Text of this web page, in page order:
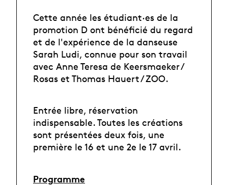
Cette année les étudiant·es de la
promotion D ont bénéficié du regard
et de l'expérience de la danseuse
Sarah Ludi, connue pour son travail
avec Anne Teresa de Keersmaeker /
Rosas et Thomas Hauert / ZOO.
Entrée libre, réservation
indispensable. Toutes les créations
sont présentées deux fois, une
première le 16 et une 2e le 17 avril.
Programme